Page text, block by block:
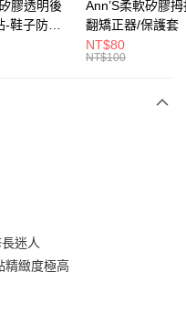
華泰商業銀行
東國際商業銀行
豐國際商業銀行
中商業銀行
可立即使用無須另外申請。
後會自動跳轉到大哥付的交易
膠透明後
鞋子防磨
號專用
Ann’S柔軟矽膠
翻矯正器/保護套
NT$80
NT$100
迷人
精緻度極高